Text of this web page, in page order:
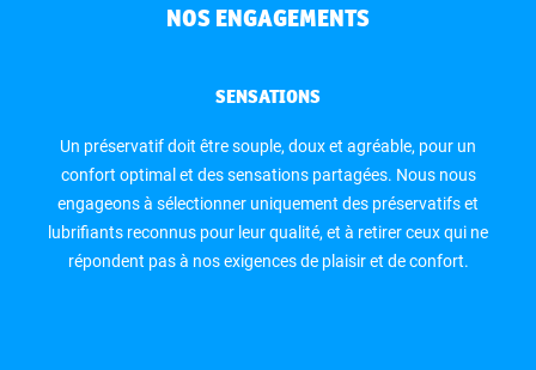
NOS ENGAGEMENTS
SENSATIONS
Un préservatif doit être souple, doux et agréable, pour un
confort optimal et des sensations partagées. Nous nous
engageons à sélectionner uniquement des préservatifs et
lubrifiants reconnus pour leur qualité, et à retirer ceux qui ne
répondent pas à nos exigences de plaisir et de confort.